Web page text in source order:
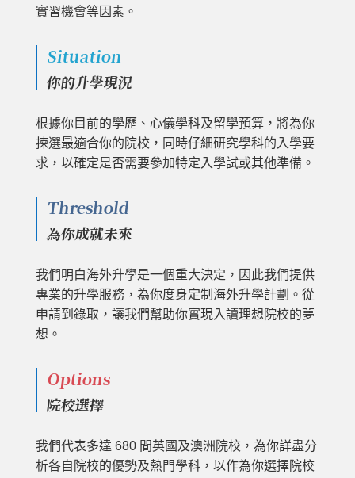
實習機會等因素。
Situation
你的升學現況
根據你目前的學歷、心儀學科及留學預算，將為你
揀選最適合你的院校，同時仔細研究學科的入學要
求，以確定是否需要參加特定入學試或其他準備。
Threshold
為你成就未來
我們明白海外升學是一個重大決定，因此我們提供
專業的升學服務，為你度身定制海外升學計劃。從
申請到錄取，讓我們幫助你實現入讀理想院校的夢
想。
Options
院校選擇
我們代表多達 680 間英國及澳洲院校，為你詳盡分
析各自院校的優勢及熱門學科，以作為你選擇院校